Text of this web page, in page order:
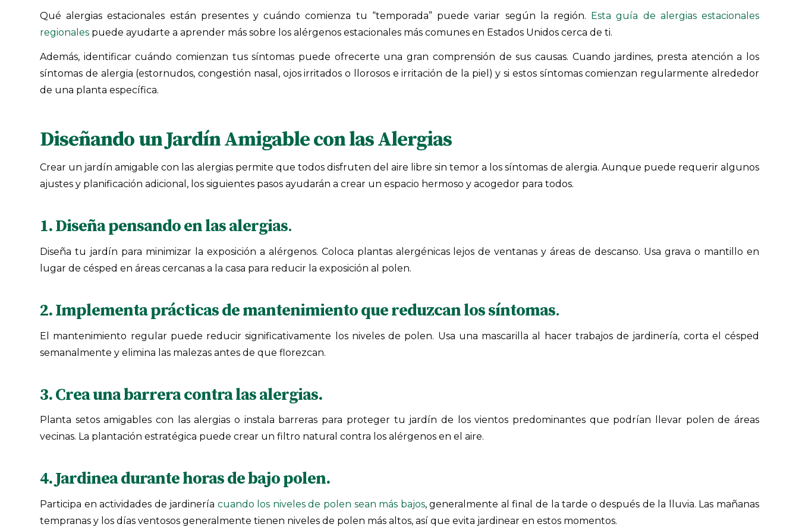
Qué alergias estacionales están presentes y cuándo comienza tu “temporada” puede variar según la región. Esta guía de alergias estacionales
regionales puede ayudarte a aprender más sobre los alérgenos estacionales más comunes en Estados Unidos cerca de ti.
Además, identificar cuándo comienzan tus síntomas puede ofrecerte una gran comprensión de sus causas. Cuando jardines, presta atención a los
síntomas de alergia (estornudos, congestión nasal, ojos irritados o llorosos e irritación de la piel) y si estos síntomas comienzan regularmente alrededor
de una planta específica.
Diseñandoun Jardín Amigable con las Alergias
Crear un jardín amigable con las alergias permite que todos disfruten del aire libre sin temor a los síntomas de alergia. Aunque puede requerir algunos
ajustes y planificación adicional, los siguientes pasos ayudarán a crear un espacio hermoso y acogedor para todos.
1. Diseña pensando en las alergias.
Diseña tu jardín para minimizar la exposición a alérgenos. Coloca plantas alergénicas lejos de ventanas y áreas de descanso. Usa grava o mantillo en
lugar de césped en áreas cercanas a la casa para reducir la exposición al polen.
2. Implementa prácticas de mantenimiento que reduzcan los síntomas.
El mantenimiento regular puede reducir significativamente los niveles de polen. Usa una mascarilla al hacer trabajos de jardinería, corta el césped
semanalmente y elimina las malezas antes de que florezcan.
3. Crea una barrera contra las alergias.
Planta setos amigables con las alergias o instala barreras para proteger tu jardín de los vientos predominantes que podrían llevar polen de áreas
vecinas. La plantación estratégica puede crear un filtro natural contra los alérgenos en el aire.
4. Jardinea durante horas de bajo polen.
Participa en actividades de jardinería cuando los niveles de polen sean más bajos, generalmente al final de la tarde o después de la lluvia. Las mañanas
tempranas y los días ventosos generalmente tienen niveles de polen más altos, así que evita jardinear en estos momentos.